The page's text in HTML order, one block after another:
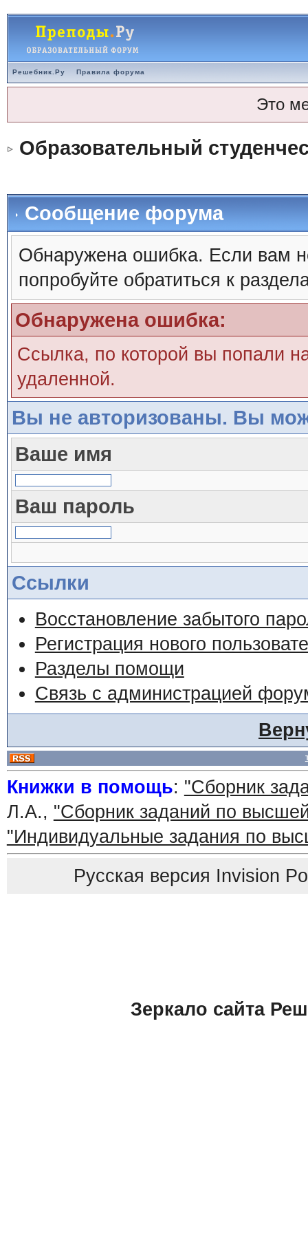
Решебник.Ру Правила форума
Это
Образовательный
Сообщение форума
Обнаружена ошибка. Если вам
попробуйте обратиться к
Обнаружена ошибка:
Ссылка, по которой вы попали
удаленной.
Вы не авторизованы. Вы
Ваше имя
Ваш пароль
Ссылки
Восстановление забытого
Регистрация нового
Разделы помощи
Связь с администрацией
Книжки в помощь: "Сборник
Л.А., "Сборник заданий по
"Индивидуальные задания по
Русская версия Invision
Зеркало сайта